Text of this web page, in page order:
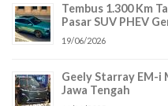
Tembus 1.300 Km
Pasar SUV PHEV
19/06/2026
Geely Starray EM-i
Jawa Tengah